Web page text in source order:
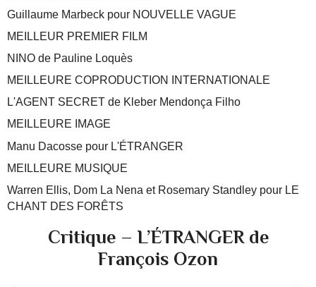
Guillaume Marbeck pour NOUVELLE VAGUE
MEILLEUR PREMIER FILM
NINO de Pauline Loquès
MEILLEURE COPRODUCTION INTERNATIONALE
L'AGENT SECRET de Kleber Mendonça Filho
MEILLEURE IMAGE
Manu Dacosse pour L'ÉTRANGER
MEILLEURE MUSIQUE
Warren Ellis, Dom La Nena et Rosemary Standley pour LE
CHANT DES FORÊTS
Critique – L’ÉTRANGER de
François Ozon